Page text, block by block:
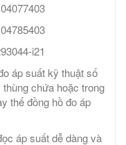
i21
áp suất kỹ thuật số
chứa hoặc trong
thế đồng hồ đo áp
áp suất dễ dàng và